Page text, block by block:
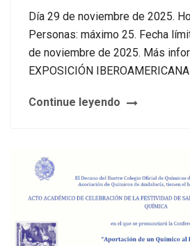
Día 29 de noviembre de 2025.
Personas: máximo 25. Fecha
de noviembre de 2025. Más
EXPOSICIÓN
Continue leyendo